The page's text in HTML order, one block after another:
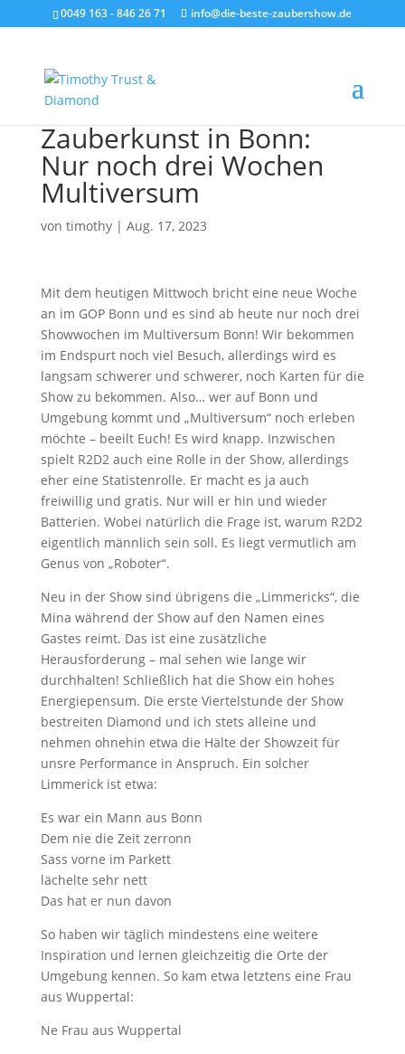
0049 163 - 846 26 71 info@die-beste-zaubershow.de
Zauberkunst in Bonn:
Nur noch drei Wochen
Multiversum
von timothy| Aug. 17, 2023
Mit dem heutigen Mittwoch bricht eine neue Woche
an im GOP Bonn und es sind ab heute nur noch drei
Showwochen im Multiversum Bonn! Wir bekommen
im Endspurt noch viel Besuch, allerdings wird es
langsam schwerer und schwerer, noch Karten für die
Show zu bekommen. Also… wer auf Bonn und
Umgebung kommt und „Multiversum“ noch erleben
möchte – beeilt Euch! Es wird knapp. Inzwischen
spielt R2D2 auch eine Rolle in der Show, allerdings
eher eine Statistenrolle. Er macht es ja auch
freiwillig und gratis. Nur will er hin und wieder
Batterien. Wobei natürlich die Frage ist, warum R2D2
eigentlich männlich sein soll. Es liegt vermutlich am
Genus von „Roboter“.
Neu in der Show sind übrigens die „Limmericks“, die
Mina während der Show auf den Namen eines
Gastes reimt. Das ist eine zusätzliche
Herausforderung – mal sehen wie lange wir
durchhalten! Schließlich hat die Show ein hohes
Energiepensum. Die erste Viertelstunde der Show
bestreiten Diamond und ich stets alleine und
nehmen ohnehin etwa die Hälte der Showzeit für
unsre Performance in Anspruch. Ein solcher
Limmerick ist etwa:
Es war ein Mann aus Bonn
Dem nie die Zeit zerronn
Sass vorne im Parkett
lächelte sehr nett
Das hat er nun davon
So haben wir täglich mindestens eine weitere
Inspiration und lernen gleichzeitig die Orte der
Umgebung kennen. So kam etwa letztens eine Frau
aus Wuppertal:
Ne Frau aus Wuppertal